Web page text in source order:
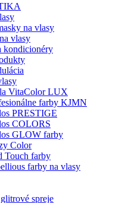
na vlasy
vlasy
kondicionéry
VitaColor LUX
farby KJMN
PRESTIGE
COLORS
GLOW farby
Color
Touch farby
farby na vlasy
spreje